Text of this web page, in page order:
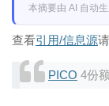
本摘要由 AI 自动
查看引用/信息源
PICO 4份